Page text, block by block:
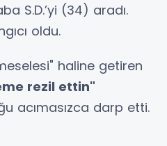
S.D.’yi (34) aradı.
oldu.
haline getiren
rezil ettin"
acımasızca darp etti.